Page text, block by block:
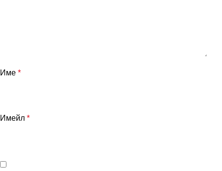
Име*
Имейл*